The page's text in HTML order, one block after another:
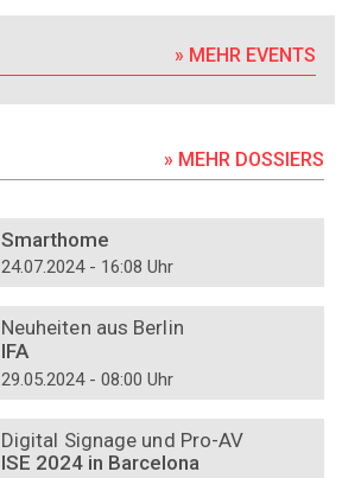
» MEHR EVENTS
» MEHR DOSSIERS
Smarthome
24.07.2024 - 16:08 Uhr
Neuheiten aus Berlin
IFA
29.05.2024 - 08:00 Uhr
Digital Signage und Pro-AV
ISE 2024 in Barcelona